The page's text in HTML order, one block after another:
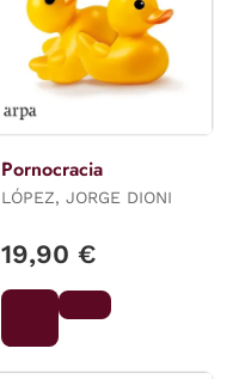
Pornocracia
LÓPEZ, JORGE DIONI
19,90 €